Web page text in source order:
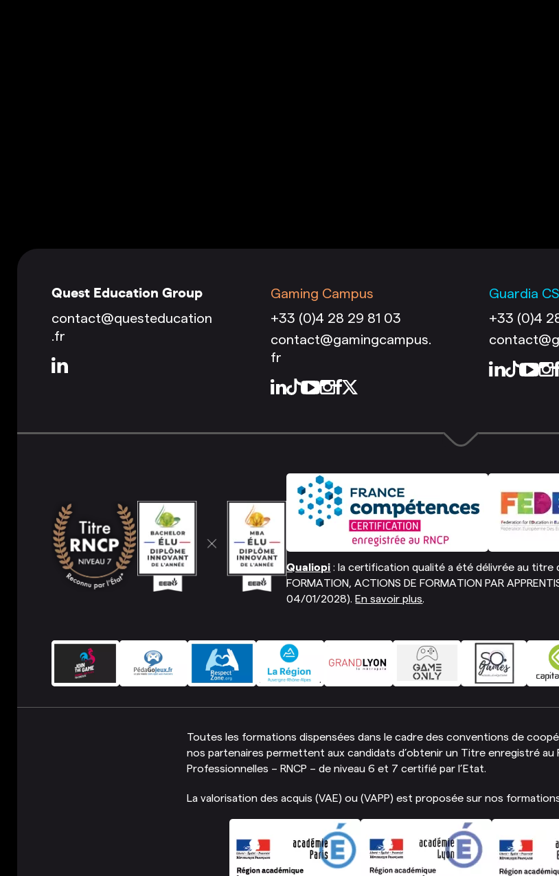
Quest Education Group
contact@questeducation
.fr
Gaming Campus
+33 (0)4 28 29 81 03
contact@gamingcampus.
fr
Guardia CS
+33 (0)4
Qualiopi : la certification qualité a été délivrée au titre
FORMATION, ACTIONS DE FORMATION PAR
04/01/2028).En savoir plus
Toutes les formations dispensées dans le cadre des conventions de
nos partenaires permettent aux candidats d’obtenir un Titre enregistré
Professionnelles – RNCP – de niveau 6 et 7 certifié par l’Etat.
La valorisation des acquis (VAE) ou (VAPP) est proposée sur nos